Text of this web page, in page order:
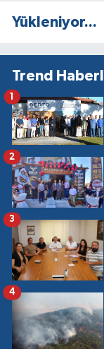
Yükleniyor...
Trend
1
2
3
4